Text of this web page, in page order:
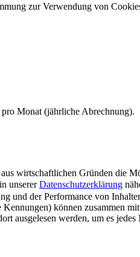
zur Verwendung von
Monat (jährliche Abrechnung).
wirtschaftlichen Gründen die
unsererDatenschutzerklärung
und der Performance von
können zusammen
ausgelesen werden, um es